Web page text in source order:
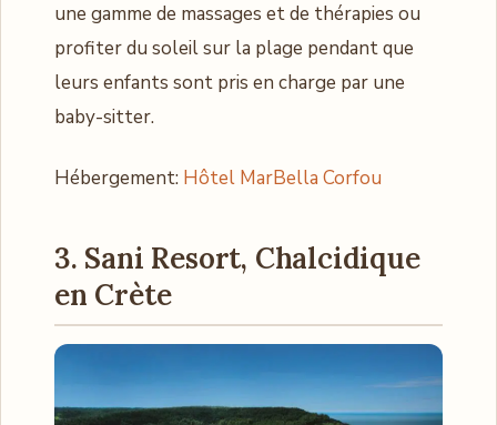
une gamme de massages et de thérapies ou
profiter du soleil sur la plage pendant que
leurs enfants sont pris en charge par une
baby-sitter.
Hébergement: Hôtel MarBella Corfou
3. Sani Resort, Chalcidique
en Crète